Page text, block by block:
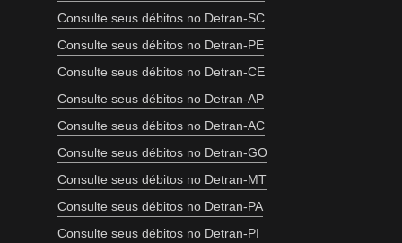
Consulte seus débitos no Detran-SC
Consulte seus débitos no Detran-PE
Consulte seus débitos no Detran-CE
Consulte seus débitos no Detran-AP
Consulte seus débitos no Detran-AC
Consulte seus débitos no Detran-GO
Consulte seus débitos no Detran-MT
Consulte seus débitos no Detran-PA
Consulte seus débitos no Detran-PI